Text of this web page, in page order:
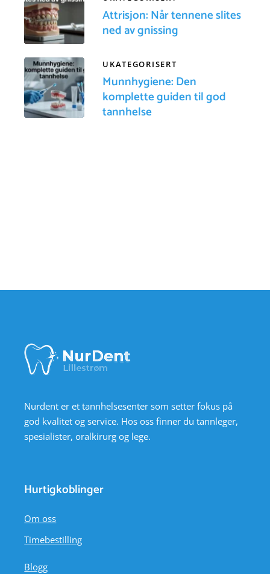
Attrisjon: Når tennene slites
ned av gnissing
UKATEGORISERT
Munnhygiene: Den
komplette guiden til god
tannhelse
Nurdent er et tannhelsesenter som setter fokus på
god kvalitet og service. Hos oss finner du tannleger,
spesialister, oralkirurg og lege.
Hurtigkoblinger
Om oss
Timebestilling
Blogg